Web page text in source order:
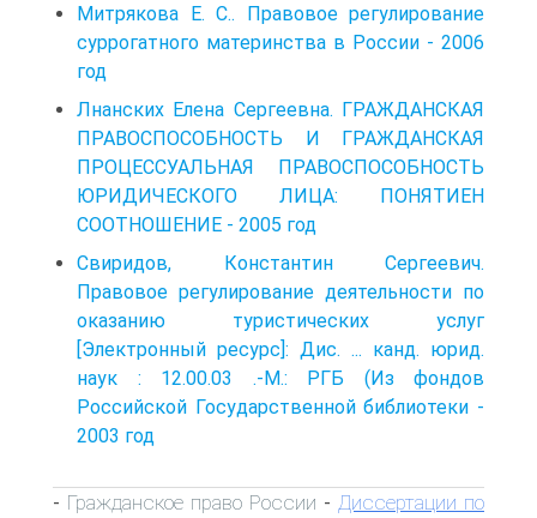
Митрякова Е. С.. Правовое регулирование
суррогатного материнства в России - 2006
год
Лнанских Елена Сергеевна. ГРАЖДАНСКАЯ
ПРАВОСПОСОБНОСТЬ И ГРАЖДАНСКАЯ
ПРОЦЕССУАЛЬНАЯ ПРАВОСПОСОБНОСТЬ
ЮРИДИЧЕСКОГО ЛИЦА: ПОНЯТИЕН
СООТНОШЕНИЕ - 2005 год
Свиридов, Константин Сергеевич.
Правовое регулирование деятельности по
оказанию туристических услуг
[Электронный ресурс]: Дис. ... канд. юрид.
наук : 12.00.03 .-М.: РГБ (Из фондов
Российской Государственной библиотеки -
2003 год
- Гражданское право России - Диссертации по